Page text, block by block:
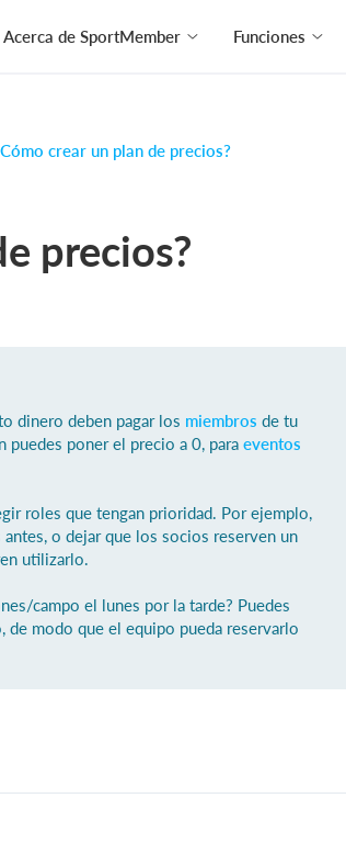
Acerca de SportMember Funciones
crear un plan de precios?
precios?
dinero deben pagar los miembros de tu
puedes poner el precio a 0, para eventos
roles que tengan prioridad. Por ejemplo,
o dejar que los socios reserven un
utilizarlo.
campo el lunes por la tarde? Puedes
de modo que el equipo pueda reservarlo